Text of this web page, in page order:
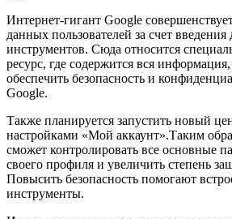
Интернет-гигант Google
данных пользователей за счет
инструментов. Сюда относится
ресурс, где содержится вся
обеспечить безопасность и
Google.
Также планируется запустить новый
настройками «Мой аккаунт».Таким
сможет контролировать все основные
своего профиля и увеличить степень
Повысить безопасность помогают
инструменты.